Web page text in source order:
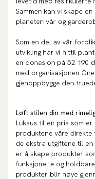
Sammen kan vi skape
planeten vår og
Som en del av vår
utvikling har vi hittil
en donasjon på 52 190
med organisasjonen
gjenoppbygge den
Løft stilen din med
Luksus til en pris som
produktene våre direkte
de ekstra utgiftene til
er å skape produkter
funksjonelle og
produkter blir nøye